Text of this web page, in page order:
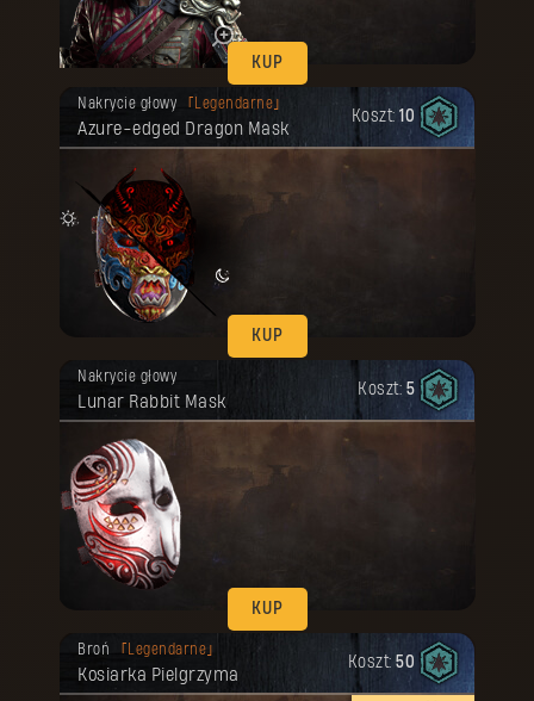
KUP
Nakrycie głowy Legendarne
Azure-edged Dragon Mask
Koszt: 10
KUP
Twoja nagroda została odblokowana.
Nakrycie głowy
Lunar Rabbit Mask
Koszt: 5
KUP
Twoja nagroda została odblokowana.
Broń Legendarne
Kosiarka Pielgrzyma
Koszt: 50
Twoja nagroda została odblokowana.